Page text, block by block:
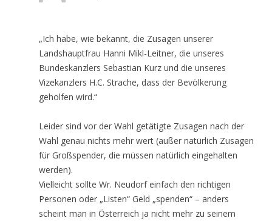
„Ich habe, wie bekannt, die Zusagen unserer
Landshauptfrau Hanni Mikl-Leitner, die unseres
Bundeskanzlers Sebastian Kurz und die unseres
Vizekanzlers H.C. Strache, dass der Bevölkerung
geholfen wird.“
Leider sind vor der Wahl getätigte Zusagen nach der
Wahl genau nichts mehr wert (außer natürlich Zusagen
für Großspender, die müssen natürlich eingehalten
werden).
Vielleicht sollte Wr. Neudorf einfach den richtigen
Personen oder „Listen“ Geld „spenden“ – anders
scheint man in Österreich ja nicht mehr zu seinem